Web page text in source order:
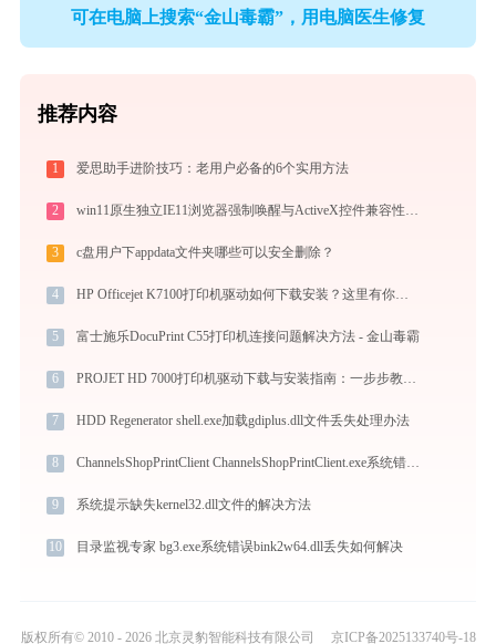
可在电脑上搜索“金山毒霸”，用电脑医生修复
推荐内容
1 爱思助手进阶技巧：老用户必备的6个实用方法
2 win11原生独立IE11浏览器强制唤醒与ActiveX控件兼容性部署指南
3 c盘用户下appdata文件夹哪些可以安全删除？
4 HP Officejet K7100打印机驱动如何下载安装？这里有你需要的所有信息
5 富士施乐DocuPrint C55打印机连接问题解决方法 - 金山毒霸
6 PROJET HD 7000打印机驱动下载与安装指南：一步步教您操作
7 HDD Regenerator shell.exe加载gdiplus.dll文件丢失处理办法
8 ChannelsShopPrintClient ChannelsShopPrintClient.exe系统错误ffmpeg.dll丢失如何解决
9 系统提示缺失kernel32.dll文件的解决方法
10 目录监视专家 bg3.exe系统错误bink2w64.dll丢失如何解决
版权所有© 2010 - 2026 北京灵豹智能科技有限公司 京ICP备2025133740号-18